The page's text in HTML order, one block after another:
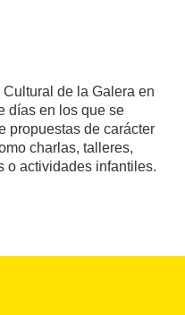
de la Galera en
días en los que se
propuestas de carácter
charlas, talleres,
o actividades infantiles.